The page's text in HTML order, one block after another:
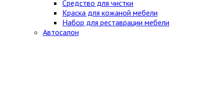
Средство для чистки
Краска для кожаной мебели
Набор для реставрации мебели
Автосалон